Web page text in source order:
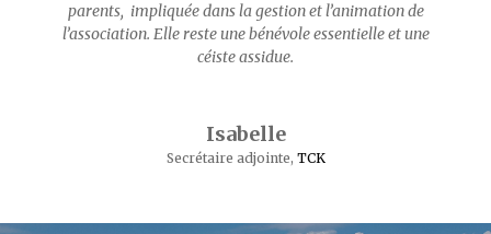
parents, impliquée dans la gestion et l’animation de
l’association. Elle reste une bénévole essentielle et une
céiste assidue.
Isabelle
Secrétaire adjointe, TCK